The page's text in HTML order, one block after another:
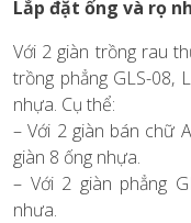
Lắp đặt ống và rọ
Với 2 giàn trồng rau
trồng phẳng GLS-08,
nhựa. Cụ thể:
– Với 2 giàn bán chữ
giàn 8 ống nhựa.
– Với 2 giàn phẳng
nhưa.